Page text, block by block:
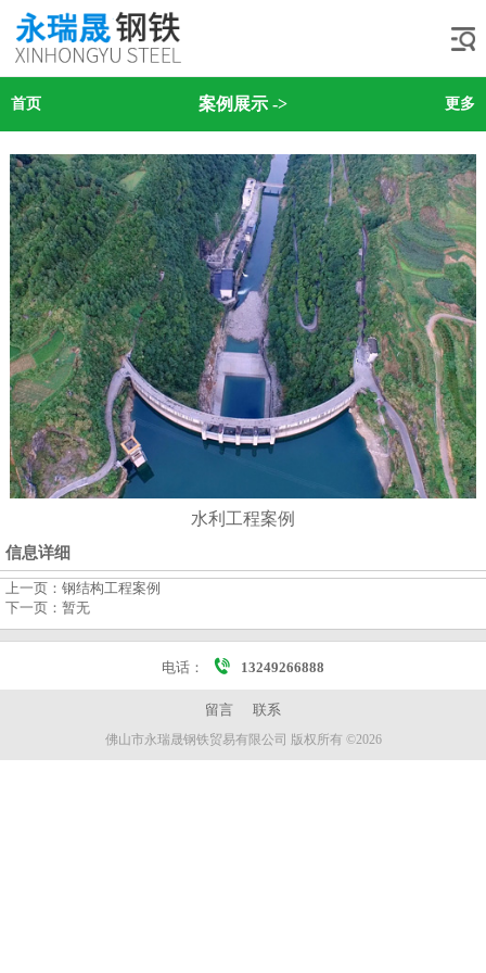
首页 案例展示 -> 更多
水利工程案例
信息详细
上一页： 钢结构工程案例
下一页： 暂无
电话： 13249266888
留言 联系
佛山市永瑞晟钢铁贸易有限公司 版权所有 ©2026